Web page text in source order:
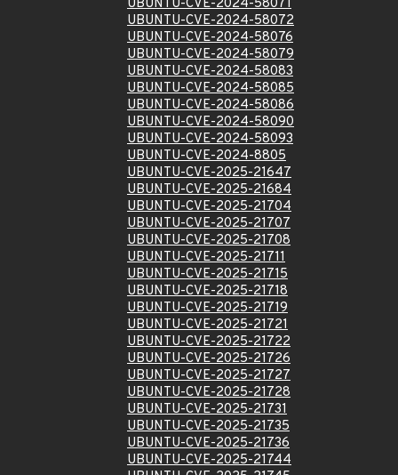
UBUNTU-CVE-2024-58071
UBUNTU-CVE-2024-58072
UBUNTU-CVE-2024-58076
UBUNTU-CVE-2024-58079
UBUNTU-CVE-2024-58083
UBUNTU-CVE-2024-58085
UBUNTU-CVE-2024-58086
UBUNTU-CVE-2024-58090
UBUNTU-CVE-2024-58093
UBUNTU-CVE-2024-8805
UBUNTU-CVE-2025-21647
UBUNTU-CVE-2025-21684
UBUNTU-CVE-2025-21704
UBUNTU-CVE-2025-21707
UBUNTU-CVE-2025-21708
UBUNTU-CVE-2025-21711
UBUNTU-CVE-2025-21715
UBUNTU-CVE-2025-21718
UBUNTU-CVE-2025-21719
UBUNTU-CVE-2025-21721
UBUNTU-CVE-2025-21722
UBUNTU-CVE-2025-21726
UBUNTU-CVE-2025-21727
UBUNTU-CVE-2025-21728
UBUNTU-CVE-2025-21731
UBUNTU-CVE-2025-21735
UBUNTU-CVE-2025-21736
UBUNTU-CVE-2025-21744